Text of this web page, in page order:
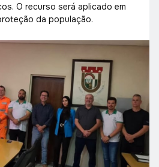
O recurso será aplicado em
da população.